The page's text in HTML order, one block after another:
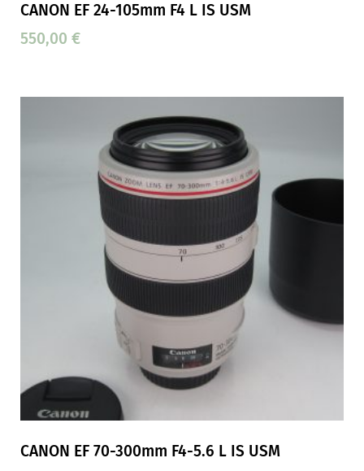
CANON EF 24-105mm F4 L IS USM
550,00 €
CANON EF 70-300mm F4-5.6 L IS USM